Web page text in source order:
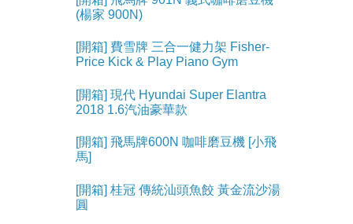
(楊家 900N)
[開箱] 費雪牌 三合一健力架 Fisher-
Price Kick & Play Piano Gym
[開箱] 現代 Hyundai Super Elantra
2018 1.6汽油豪華款
[開箱] 飛馬牌600N 咖啡磨豆機 [小飛
馬]
[開箱] 桂冠 傳統汕頭魚餃 黃金流沙湯
圓